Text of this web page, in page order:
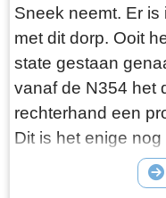
en vangen
dat de ze
ieder geval over
nog even kunnen
pensioenleeftijd.
vangt iedereen bot
Sneek neemt. Er
met dit dorp. Ooit
state gestaan
vanaf de N354 het
rechterhand een
Dit is het enige
van
toegang tot het